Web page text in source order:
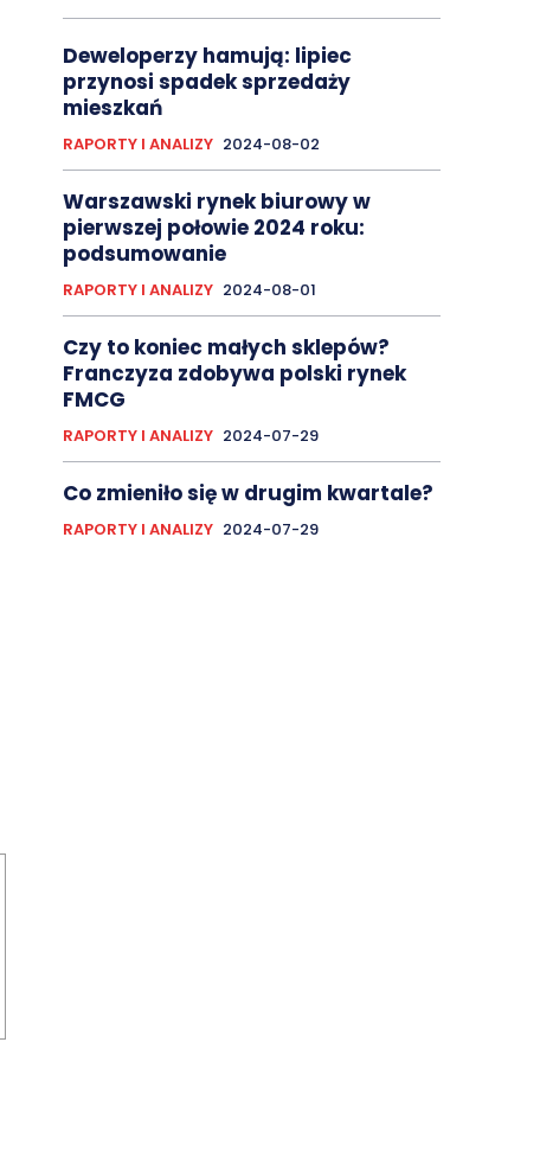
Deweloperzy hamują: lipiec
przynosi spadek sprzedaży
mieszkań
RAPORTY I ANALIZY 2024-08-02
Warszawski rynek biurowy w
pierwszej połowie 2024 roku:
podsumowanie
RAPORTY I ANALIZY 2024-08-01
Czy to koniec małych sklepów?
Franczyza zdobywa polski rynek
FMCG
RAPORTY I ANALIZY 2024-07-29
Co zmieniło się w drugim kwartale?
RAPORTY I ANALIZY 2024-07-29